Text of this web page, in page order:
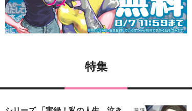
特集